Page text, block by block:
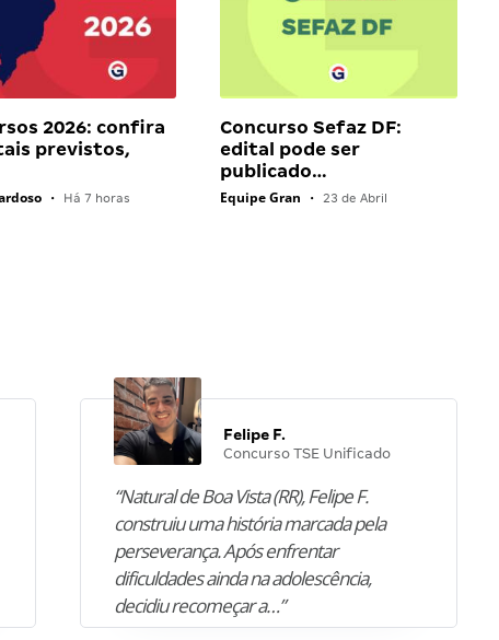
2026: confira
previstos,
• Há 7 horas
Concurso Sefaz DF:
edital pode ser
publicado…
Equipe Gran • 23 de Abril
Felipe F.
Concurso TSE Unificado
“Natural de Boa Vista (RR), Felipe F.
construiu uma história marcada pela
perseverança. Após enfrentar
dificuldades ainda na adolescência,
decidiu recomeçar a…”